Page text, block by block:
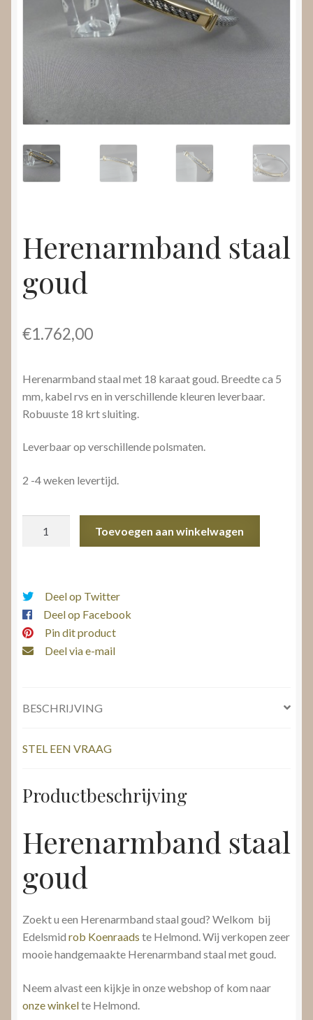
Submenu
Herenarmband staal
goud
€1.762,00
Herenarmband staal met 18 karaat goud. Breedte ca 5
mm, kabel rvs en in verschillende kleuren leverbaar.
Robuuste 18 krt sluiting.
Leverbaar op verschillende polsmaten.
2 -4 weken levertijd.
Toevoegen aan winkelwagen
Deel op Twitter
Deel op Facebook
Pin dit product
Deel via e-mail
BESCHRIJVING
STEL EEN VRAAG
Productbeschrijving
Herenarmband staal
goud
Zoekt u een Herenarmband staal goud? Welkom bij
Edelsmid rob Koenraads te Helmond. Wij verkopen zeer
mooie handgemaakte Herenarmband staal met goud.
Neem alvast een kijkje in onze webshop of kom naar
onze winkelte Helmond.